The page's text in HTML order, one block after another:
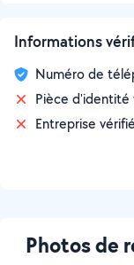
Informations
Numéro de
Pièce d'identité
Entreprise
Photos de